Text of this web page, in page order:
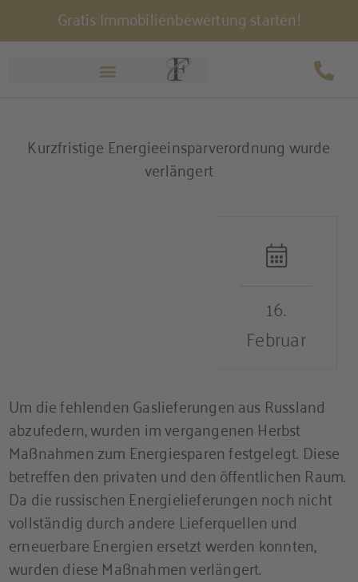
Gratis Immobilienbewertung starten!
Kurzfristige Energieeinsparverordnung wurde
verlängert
16.
Februar
Um die fehlenden Gaslieferungen aus Russland
abzufedern, wurden im vergangenen Herbst
Maßnahmen zum Energiesparen festgelegt. Diese
betreffen den privaten und den öffentlichen Raum.
Da die russischen Energielieferungen noch nicht
vollständig durch andere Lieferquellen und
erneuerbare Energien ersetzt werden konnten,
wurden diese Maßnahmen verlängert.